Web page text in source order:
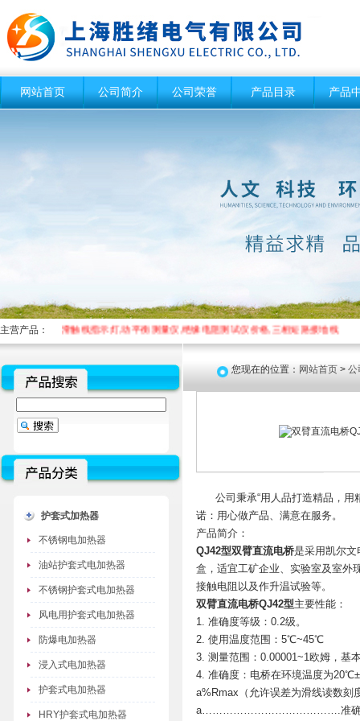
网站首页 公司简介 公司荣誉 产品目录 产品
主营产品：滑触线指示灯,动平衡测量仪,绝缘电阻测试仪价格,三相短路接地线
护套式加热器
不锈钢电加热器
油站护套式电加热器
不锈钢护套式电加热器
风电用护套式电加热器
防爆电加热器
浸入式电加热器
护套式电加热器
HRY护套式电加热器
您现在的位置： 网站首页 > 公
公司秉承“用人品打造精品，用
诺：用心做产品、满意在服务。
产品简介：
QJ42型双臂直流电桥是采用凯尔文
盒，适宜工矿企业、实验室及室外
接触电阻以及作升温试验等。
双臂直流电桥QJ42型主要性能：
1. 准确度等级：0.2级。
2. 使用温度范围：5℃~45℃
3. 测量范围：0.00001~1欧姆，基
4. 准确度：电桥在环境温度为
a%Rmax（允许误差为滑线读数刻
a………………………………….准确地